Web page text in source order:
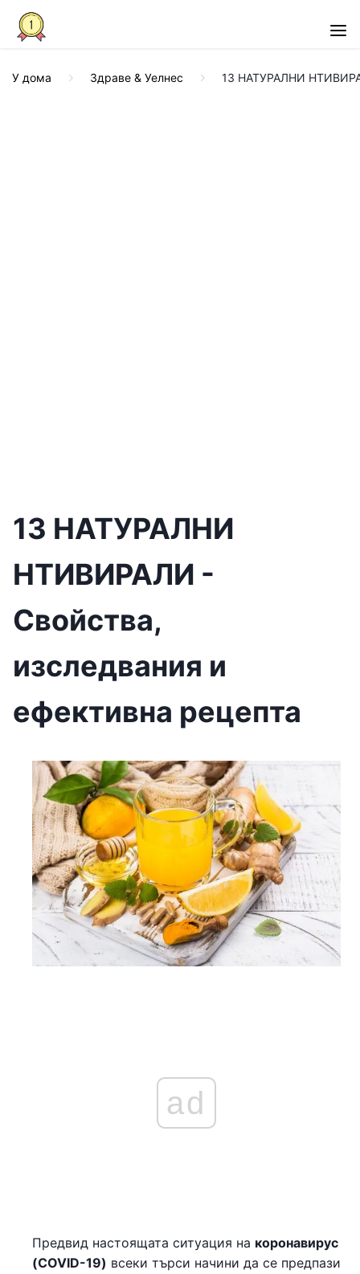
У дома Здраве & Уелнес 13 НАТУРАЛНИ
13 НАТУРАЛНИ
НТИВИРАЛИ -
Свойства,
изследвания и
ефективна рецепта
ad
Предвид настоящата ситуация на коронавирус
(COVID-19) всеки търси начини да се предпази